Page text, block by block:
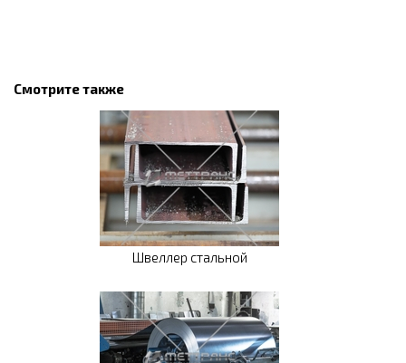
Смотрите также
Швеллер стальной